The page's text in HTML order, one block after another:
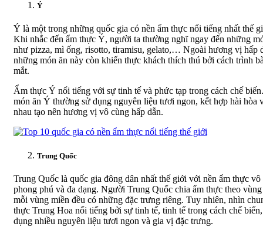
Ý
Ý là một trong những quốc gia có nền ẩm thực nổi tiếng nhất thế
Khi nhắc đến ẩm thực Ý, người ta thường nghĩ ngay đến những
như pizza, mì ống, risotto, tiramisu, gelato,… Ngoài hương vị hấp
những món ăn này còn khiến thực khách thích thú bởi cách trình
mắt.
Ẩm thực Ý nổi tiếng với sự tinh tế và phức tạp trong cách chế
món ăn Ý thường sử dụng nguyên liệu tươi ngon, kết hợp hài hòa
nhau tạo nên hương vị vô cùng hấp dẫn.
Trung Quốc
Trung Quốc là quốc gia đông dân nhất thế giới với nền ẩm thực vô
phong phú và đa dạng. Người Trung Quốc chia ẩm thực theo
mỗi vùng miền đều có những đặc trưng riêng. Tuy nhiên, nhìn
thực Trung Hoa nổi tiếng bởi sự tinh tế, tinh tế trong cách chế
dụng nhiều nguyên liệu tươi ngon và gia vị đặc trưng.